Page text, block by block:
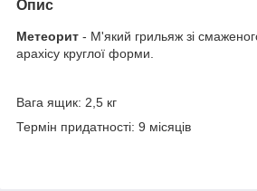
Опис
Метеорит - М'який грильяж зі
арахісу круглої форми.
Вага ящик: 2,5 кг
Термін придатності: 9 місяців